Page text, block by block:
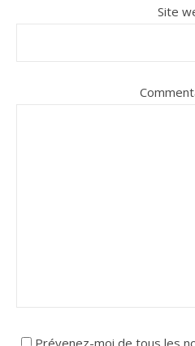
Site
Prévenez-moi de tous les